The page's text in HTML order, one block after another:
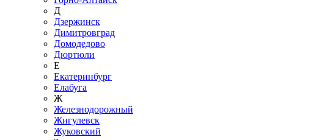
Д
Дзержинск
Димитровград
Домодедово
Дюртюли
Е
Екатеринбург
Елабуга
Ж
Железнодорожный
Жигулевск
Жуковский